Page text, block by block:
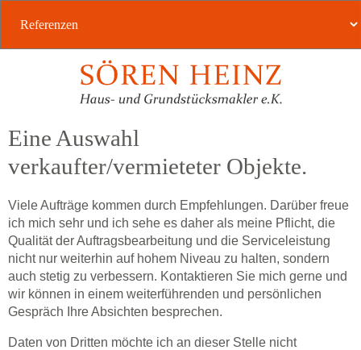
Eine Auswahl
verkaufter/vermieteter Objekte.
Viele Aufträge kommen durch Empfehlungen. Darüber freue
ich mich sehr und ich sehe es daher als meine Pflicht, die
Qualität der Auftragsbearbeitung und die Serviceleistung
nicht nur weiterhin auf hohem Niveau zu halten, sondern
auch stetig zu verbessern. Kontaktieren Sie mich gerne und
wir können in einem weiterführenden und persönlichen
Gespräch Ihre Absichten besprechen.
Daten von Dritten möchte ich an dieser Stelle nicht